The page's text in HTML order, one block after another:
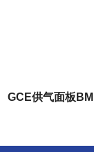
GCE供气面板